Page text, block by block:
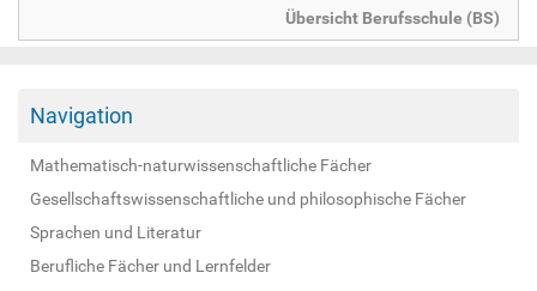
Übersicht Berufsschule (BS)
Navigation
Mathematisch-naturwissenschaftliche Fächer
Gesellschaftswissenschaftliche und philosophische Fächer
Sprachen und Literatur
Berufliche Fächer und Lernfelder